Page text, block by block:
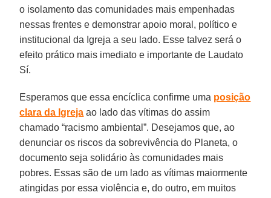
o isolamento das comunidades mais empenhadas
nessas frentes e demonstrar apoio moral, político e
institucional da Igreja a seu lado. Esse talvez será o
efeito prático mais imediato e importante de Laudato
Sí.
Esperamos que essa encíclica confirme uma posição
clara da Igreja ao lado das vítimas do assim
chamado “racismo ambiental”. Desejamos que, ao
denunciar os riscos da sobrevivência do Planeta, o
documento seja solidário às comunidades mais
pobres. Essas são de um lado as vítimas maiormente
atingidas por essa violência e, do outro, em muitos